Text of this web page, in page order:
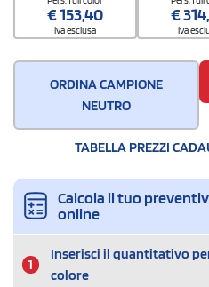
€153,40
iva esclusa
€
iva
ORDINA CAMPIONE
NEUTRO
TABELLA PREZZI
Calcola il tuo
online
1
Inserisci il quantitativo
colore